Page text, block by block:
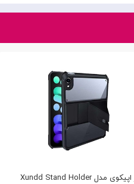
کاور اپیکوی مدل Xundd Stand Holder